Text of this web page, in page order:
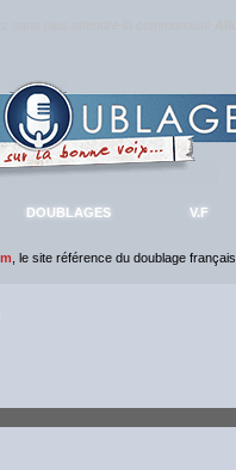
DOUBLAGES V.F
, le site référence du doublage français.